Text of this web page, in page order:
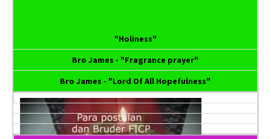
"Holiness"
Bro James - "Fragrance prayer"
Bro James - "Lord Of All Hopefulness"